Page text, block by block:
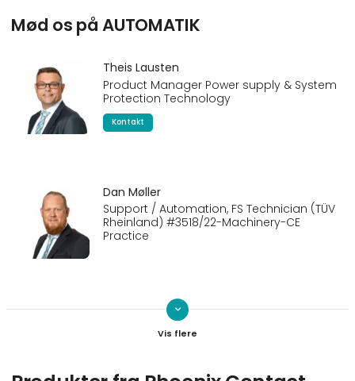
Mød os på AUTOMATIK
keyboard_arrow_down
Theis Lausten
Product Manager Power supply & System
Protection Technology
Kontakt
Dan Møller
Support / Automation, FS Technician (TÜV
Rheinland) #3518/22-Machinery-CE
Practice
Jonathan Zober Schwartz
Product Manager Automation Systems